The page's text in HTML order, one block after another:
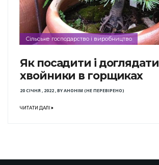
Сільське господарство і виробництво
Як посадити і доглядати
хвойники в горщиках
20 СІЧНЯ , 2022,BYАНОНІМ (НЕ ПЕРЕВІРЕНО)
ЧИТАТИ ДАЛІ